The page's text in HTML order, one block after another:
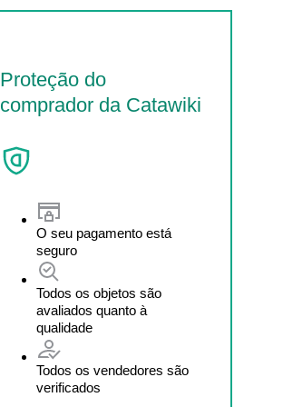
Proteção do
comprador da Catawiki
O seu pagamento está
seguro
Todos os objetos são
avaliados quanto à
qualidade
Todos os vendedores são
verificados